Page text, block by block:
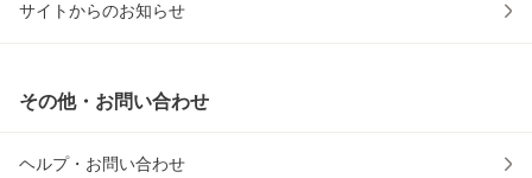
サイトからのお知らせ
その他・お問い合わせ
ヘルプ・お問い合わせ